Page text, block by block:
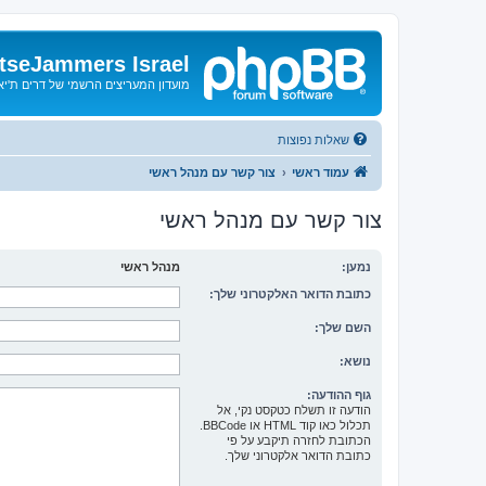
Israel
מועדון המעריצים הרשמי של דרים
שאלות נפוצות
עמוד ראשי צור קשר עם מנהל ראשי
צור קשר עם מנהל ראשי
נמען: מנהל ראשי
כתובת הדואר האלקטרוני שלך:
השם שלך:
נושא:
גוף ההודעה:
הודעה זו תשלח כטקסט נקי, אל
הכתובת לחזרה תיקבע על פי
כתובת הדואר אלקטרוני שלך.